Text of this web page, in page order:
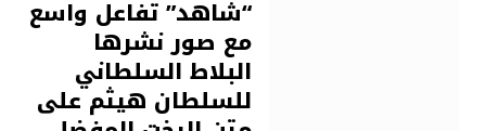
“شاهد” تفاعل واسع
مع صور نشرها
البلاط السلطاني
للسلطان هيثم على